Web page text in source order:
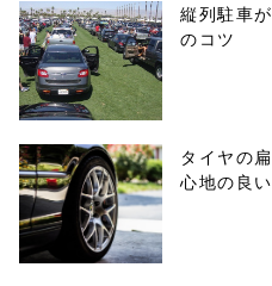
縦列駐車
のコツ
タイヤの
心地の良